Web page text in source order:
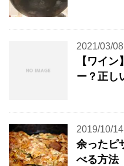
2021/03/08
【ワイ
ー？正し
2019/10/14
余ったピ
べる方法